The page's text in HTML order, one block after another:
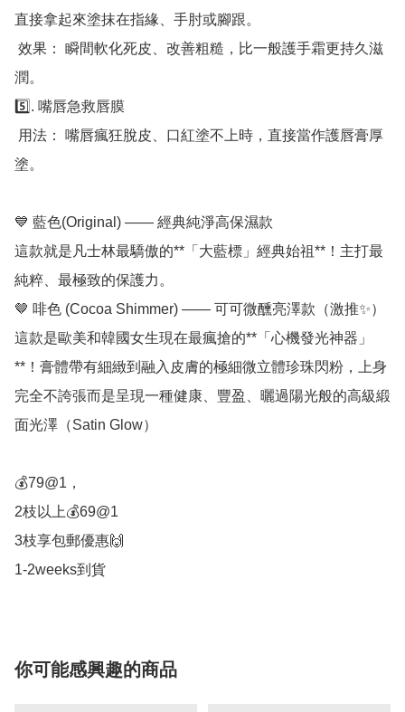
直接拿起來塗抹在指緣、手肘或腳跟。
潤。
5️⃣. 嘴唇急救唇膜
塗。
💙 藍色(Original) —— 經典純淨高保濕款
這款就是凡士林最驕傲的**「大藍標」經典始祖**！主打最
純粹、最極致的保護力。
🤎 啡色 (Cocoa Shimmer) —— 可可微醺亮澤款（激推✨）
這款是歐美和韓國女生現在最瘋搶的**「心機發光神器」
**！膏體帶有細緻到融入皮膚的極細微立體珍珠閃粉，上身
完全不誇張而是呈現一種健康、豐盈、曬過陽光般的高級緞
面光澤（Satin Glow）
💰79@1，
2枝以上💰69@1
3枝享包郵優惠🙌
1-2weeks到貨
你可能感興趣的商品